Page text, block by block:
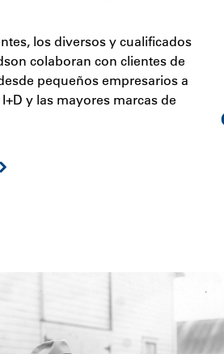
los diversos y cualificados
colaboran con clientes de
pequeños empresarios a
y las mayores marcas de